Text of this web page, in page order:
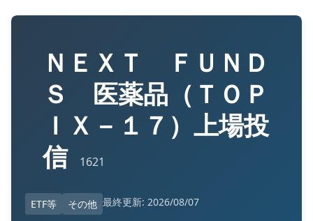
ＮＥＸＴ ＦＵＮＤ
Ｓ 医薬品（ＴＯＰ
ＩＸ－１７）上場投
信
1621
ETF等 その他 最終更新: 2026/08/07